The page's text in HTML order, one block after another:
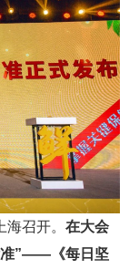
召开。 在大会
准”——《每日坚